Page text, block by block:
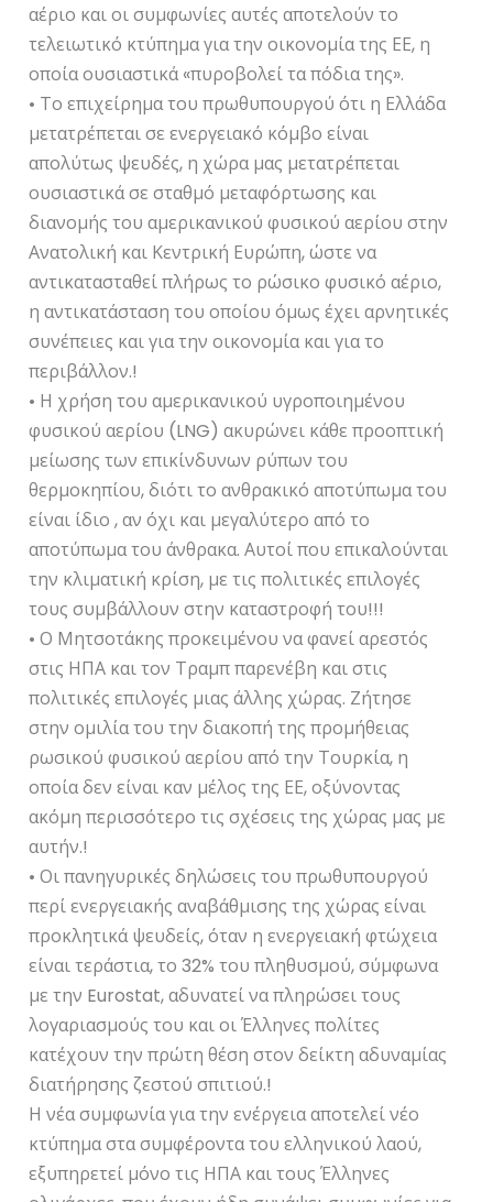
αέριο και οι συμφωνίες αυτές αποτελούν το
τελειωτικό κτύπημα για την οικονομία της ΕΕ, η
οποία ουσιαστικά «πυροβολεί τα πόδια της».
• Το επιχείρημα του πρωθυπουργού ότι η Ελλάδα
μετατρέπεται σε ενεργειακό κόμβο είναι
απολύτως ψευδές, η χώρα μας μετατρέπεται
ουσιαστικά σε σταθμό μεταφόρτωσης και
διανομής του αμερικανικού φυσικού αερίου στην
Ανατολική και Κεντρική Ευρώπη, ώστε να
αντικατασταθεί πλήρως το ρώσικο φυσικό αέριο,
η αντικατάσταση του οποίου όμως έχει αρνητικές
συνέπειες και για την οικονομία και για το
περιβάλλον.!
• Η χρήση του αμερικανικού υγροποιημένου
φυσικού αερίου (LNG) ακυρώνει κάθε προοπτική
μείωσης των επικίνδυνων ρύπων του
θερμοκηπίου, διότι το ανθρακικό αποτύπωμα του
είναι ίδιο , αν όχι και μεγαλύτερο από το
αποτύπωμα του άνθρακα. Αυτοί που επικαλούνται
την κλιματική κρίση, με τις πολιτικές επιλογές
τους συμβάλλουν στην καταστροφή του!!!
• Ο Μητσοτάκης προκειμένου να φανεί αρεστός
στις ΗΠΑ και τον Τραμπ παρενέβη και στις
πολιτικές επιλογές μιας άλλης χώρας. Ζήτησε
στην ομιλία του την διακοπή της προμήθειας
ρωσικού φυσικού αερίου από την Τουρκία, η
οποία δεν είναι καν μέλος της ΕΕ, οξύνοντας
ακόμη περισσότερο τις σχέσεις της χώρας μας με
αυτήν.!
• Οι πανηγυρικές δηλώσεις του πρωθυπουργού
περί ενεργειακής αναβάθμισης της χώρας είναι
προκλητικά ψευδείς, όταν η ενεργειακή φτώχεια
είναι τεράστια, το 32% του πληθυσμού, σύμφωνα
με την Eurostat, αδυνατεί να πληρώσει τους
λογαριασμούς του και οι Έλληνες πολίτες
κατέχουν την πρώτη θέση στον δείκτη αδυναμίας
διατήρησης ζεστού σπιτιού.!
Η νέα συμφωνία για την ενέργεια αποτελεί νέο
κτύπημα στα συμφέροντα του ελληνικού λαού,
εξυπηρετεί μόνο τις ΗΠΑ και τους Έλληνες